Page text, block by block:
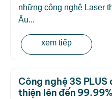
những công nghệ Laser
Âu...
xem tiếp
Công nghệ 3S
thiện lên đến 99.99%